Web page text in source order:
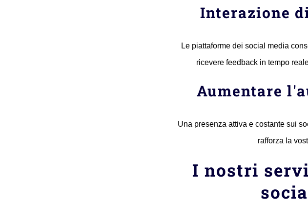
Interazione
Le piattaforme dei social media
ricevere feedback in tempo
Aumentare
Una presenza attiva e costante sui
rafforza la
I nostri